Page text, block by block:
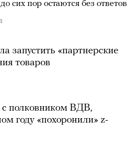
сих пор остаются без ответов
запустить «партнерские
товаров
с полковником ВДВ,
году «похоронили» z-